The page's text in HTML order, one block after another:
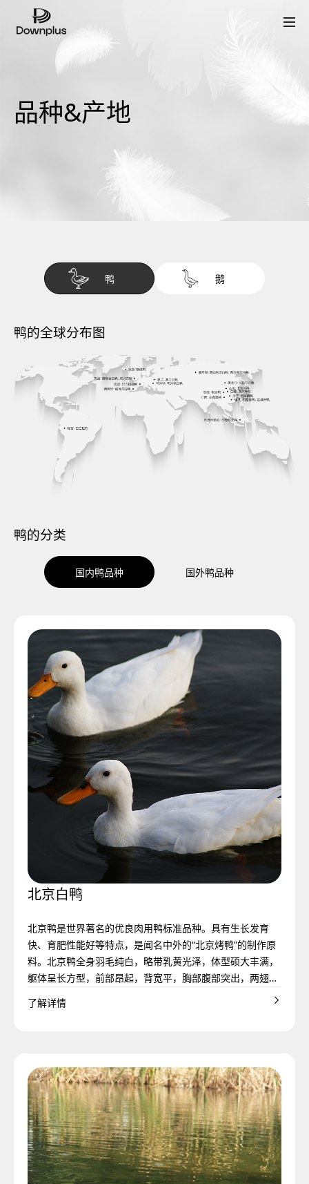
关于我们
流程&认证
羽绒&羽毛
品质&价格
品种&产地
鸭 鹅
鸭的全球分布图
鸭的分类
国内鸭品种 国外鸭品种
北京白鸭
北京鸭是世界著名的优良肉用鸭标准品种。具有生长发育
快、育肥性能好等特点，是闻名中外的“北京烤鸭”的制作原
料。北京鸭全身羽毛纯白，略带乳黄光泽，体型硕大丰满，
躯体呈长方型，前部昂起，背宽平，胸部腹部突出，两翅小
而紧贴体躯，尾部钝齐，微向上翘起。原产于北京西郊玉泉
山一带，现其养殖地点已遍布世界各地，在国际养鸭业中占
了解详情